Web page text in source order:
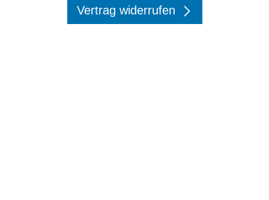
Vertrag widerrufen